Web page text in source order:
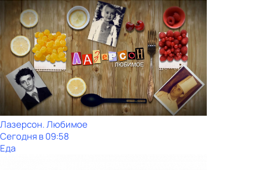
Лазерсон. Любимое
Сегодня в 09:58
Еда